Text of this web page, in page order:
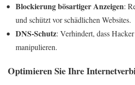
Blockierung bösartiger Anzeigen:
und schützt vor schädlichen Websites.
DNS-Schutz: Verhindert, dass
manipulieren.
Optimieren Sie Ihre